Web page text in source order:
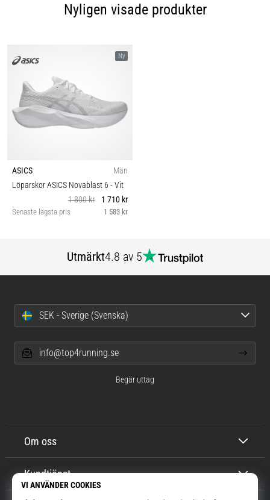
Nyligen visade produkter
Ny
ASICS
Män
Löparskor ASICS Novablast 6 - Vit
1 800 kr
1 710 kr
Senaste lägsta pris 1 583 kr
Utmärkt4.8 av 5
Om oss
Kundtjänst
SEK - Sverige (Svenska)
info@top4running.se
Begär uttag